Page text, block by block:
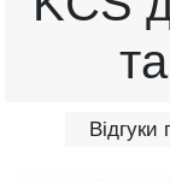
Відгуки